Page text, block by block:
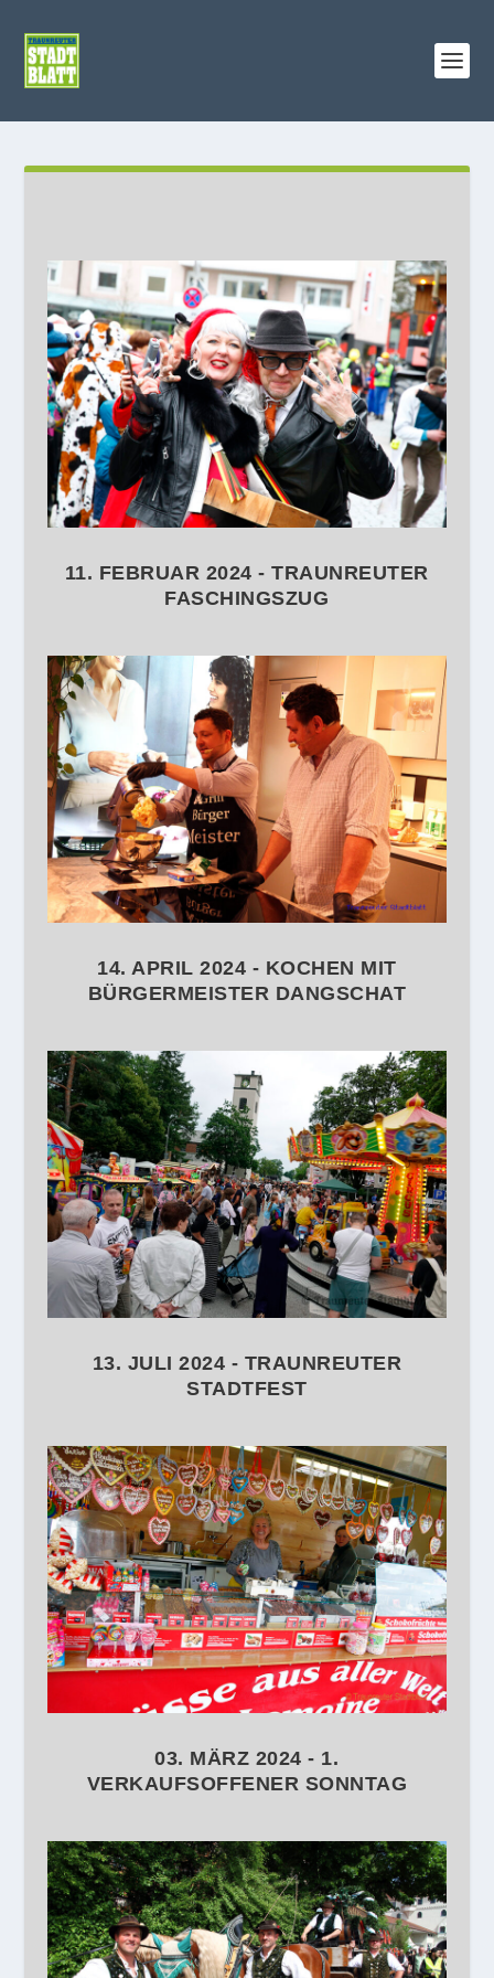
11. FEBRUAR 2024 - TRAUNREUTER
FASCHINGSZUG
14. APRIL 2024 - KOCHEN MIT
BÜRGERMEISTER DANGSCHAT
13. JULI 2024 - TRAUNREUTER
STADTFEST
03. MÄRZ 2024 - 1.
VERKAUFSOFFENER SONNTAG